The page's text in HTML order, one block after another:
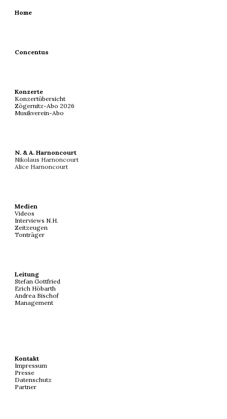
Home
Concentus
Konzerte
Konzertübersicht
Zögernitz-Abo 2026
Musikverein-Abo
N. & A. Harnoncourt
Nikolaus Harnoncourt
Alice Harnoncourt
Medien
Videos
Interviews N.H.
Zeitzeugen
Tonträger
Leitung
Stefan Gottfried
Erich Höbarth
Andrea Bischof
Management
Kontakt
Impressum
Presse
Datenschutz
Partner